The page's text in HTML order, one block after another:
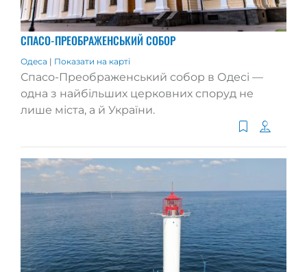
СПАСО-ПРЕОБРАЖЕНСЬКИЙ СОБОР
Одеса | Показати на карті
Спасо-Преображенський собор в Одесі —
одна з найбільших церковних споруд не
лише міста, а й України.